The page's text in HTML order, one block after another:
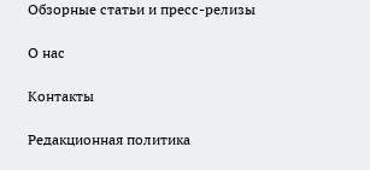
Обзорные статьи и пресс-релизы
О нас
Контакты
Редакционная политика